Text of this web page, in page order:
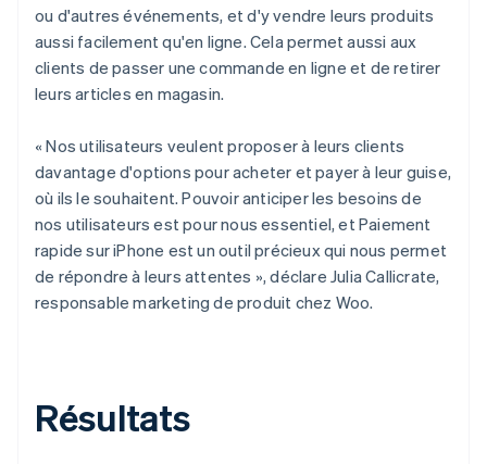
ou d'autres événements, et d'y vendre leurs produits
aussi facilement qu'en ligne. Cela permet aussi aux
clients de passer une commande en ligne et de retirer
leurs articles en magasin.
« Nos utilisateurs veulent proposer à leurs clients
davantage d'options pour acheter et payer à leur guise,
où ils le souhaitent. Pouvoir anticiper les besoins de
nos utilisateurs est pour nous essentiel, et Paiement
rapide sur iPhone est un outil précieux qui nous permet
de répondre à leurs attentes », déclare Julia Callicrate,
responsable marketing de produit chez Woo.
Résultats